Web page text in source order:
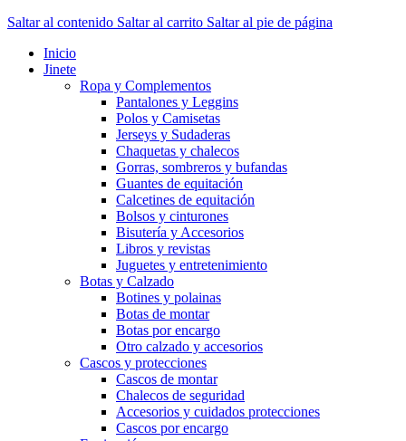
Saltar al contenido Saltar al carrito Saltar al pie de página
Inicio
Jinete
Ropa y Complementos
Pantalones y Leggins
Polos y Camisetas
Jerseys y Sudaderas
Chaquetas y chalecos
Gorras, sombreros y bufandas
Guantes de equitación
Calcetines de equitación
Bolsos y cinturones
Bisutería y Accesorios
Libros y revistas
Juguetes y entretenimiento
Botas y Calzado
Botines y polainas
Botas de montar
Botas por encargo
Otro calzado y accesorios
Cascos y protecciones
Cascos de montar
Chalecos de seguridad
Accesorios y cuidados protecciones
Cascos por encargo